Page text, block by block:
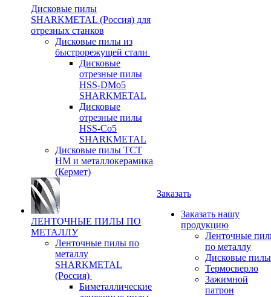
Дисковые пилы
SHARKMETAL (Россия) для
отрезных станков
Дисковые пилы из
быстрорежущей стали
Дисковые
отрезные пилы
HSS-DMo5
SHARKMETAL
Дисковые
отрезные пилы
HSS-Co5
SHARKMETAL
Дисковые пилы ТСТ
НМ и металлокерамика
(Кермет)
ЛЕНТОЧНЫЕ ПИЛЫ ПО
МЕТАЛЛУ
Ленточные пилы по
металлу
SHARKMETAL
(Россия)
Биметаллические
Заказать
Заказать нашу
продукцию
Ленточные
по металлу
Дисковые пилы
Термосверло
Зажимной
патрон